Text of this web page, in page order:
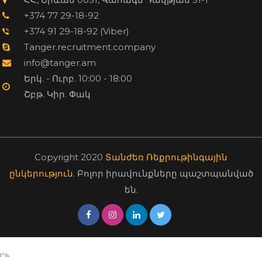
+374 77 29-18-92
+374 91 29-18-92 (Viber)
Tanger.recruitment.company
info@tanger.am
Երկ. - Ուրբ. 10:00 - 18:00
Շբթ. Կիր. Փակ
Copyright 2020 Տանժեռ Ռեքրութինգային
ընկերություն. Բոլոր իրավունքները պաշտպանված
են.